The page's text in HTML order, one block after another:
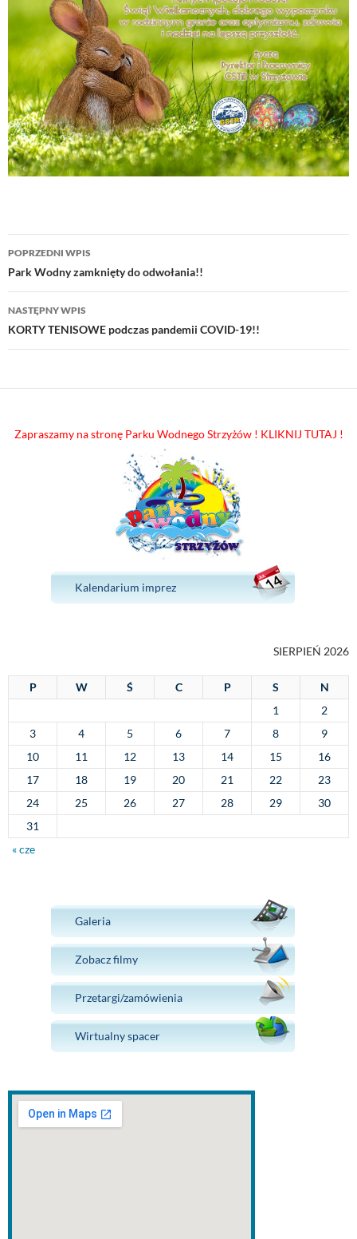
Nawigacja
wpisu
POPRZEDNI WPIS
Park Wodny zamknięty do odwołania!!
NASTĘPNY WPIS
KORTY TENISOWE podczas pandemii COVID-19!!
Zapraszamy na stronę Parku Wodnego Strzyżów ! KLIKNIJ TUTAJ !
Kalendarium imprez
SIERPIEŃ 2026
P W Ś C P S
N
1
2
3
4 5 6 7 8
9
10
11 12 13 14 15
16
17
18 19 20 21 22
23
24
25 26 27 28 29
30
31
« cze
Galeria
Zobacz filmy
Przetargi/zamówienia
Wirtualny spacer